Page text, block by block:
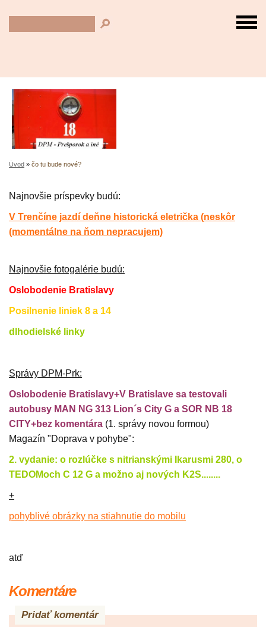
Úvod » čo tu bude nové?
Najnovšie príspevky budú:
V Trenčíne jazdí deňne historická eletrička (neskôr
(momentálne na ňom nepracujem)
Najnovšie fotogalérie budú:
Oslobodenie Bratislavy
Posilnenie liniek 8 a 14
dlhodielské linky
Správy DPM-Prk:
Oslobodenie Bratislavy+V Bratislave sa testovali
autobusy MAN NG 313 Lion´s City G a SOR NB 18
CITY+bez komentára (1. správy novou formou)
Magazín "Doprava v pohybe":
2. vydanie: o rozlúčke s nitrianskými Ikarusmi 280, o
TEDOMoch C 12 G a možno aj nových K2S........
+
pohyblivé obrázky na stiahnutie do mobilu
atď
Komentáre
Pridať komentár